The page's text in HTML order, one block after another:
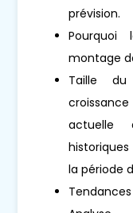
prévision.
montage
Taille
actuelle
la période